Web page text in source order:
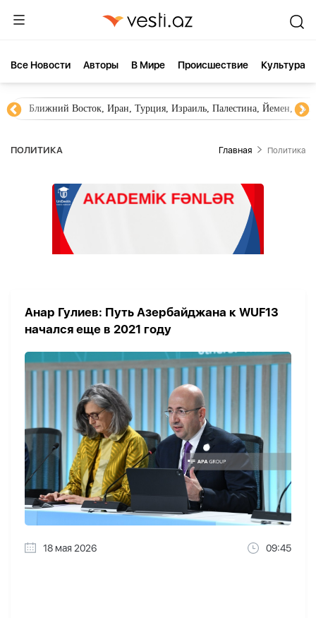
Все Новости Aвторы В Мире Происшествие Культура
Ближний Восток, Иран, Турция, Израиль, Палестина, Йемен,
ПОЛИТИКА Главная Политика
Анар Гулиев: Путь Азербайджана к WUF13
начался еще в 2021 году
18 мая 2026 09:45